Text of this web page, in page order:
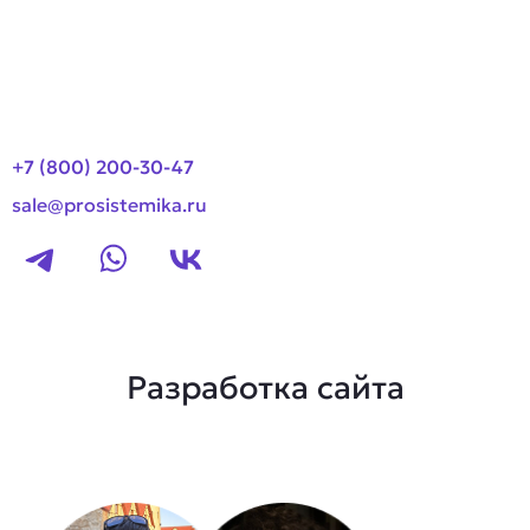
+7 (800) 200-30-47
sale@prosistemika.ru
Разработка сайта